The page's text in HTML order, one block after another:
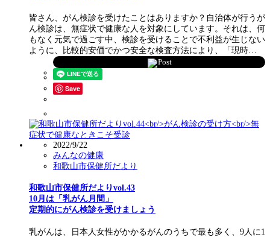
皆さん、がん検診を受けたことはありますか？自治体が行うが
ん検診は、無症状で健康な人を対象にしています。それは、何
もなく元気で過ごす中、検診を受けることで不利益が生じない
ように、比較的安価でかつ安全な検査方法により、「現時…
Post
Save
2022/9/22
みんなの健康
和歌山市保健所だより
和歌山市保健所だよりvol.43
10月は「乳がん月間」
定期的にがん検診を受けましょう
乳がんは、日本人女性がかかるがんのうちで最も多く、9人に1